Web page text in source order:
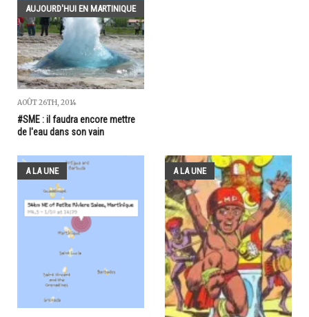
AUJOURD'HUI EN MARTINIQUE
AOÛT 26TH, 2014
#SME : il faudra encore mettre
de l'eau dans son vain
A LA UNE A LA UNE